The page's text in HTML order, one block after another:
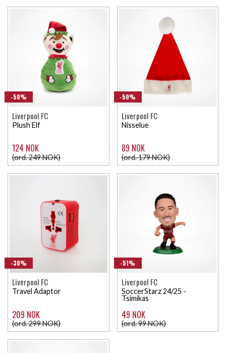
-50%
Liverpool FC
Plush Elf
124 NOK
(ord. 249 NOK)
-50%
Liverpool FC
Nisselue
89 NOK
(ord. 179 NOK)
-30%
Liverpool FC
Travel Adaptor
209 NOK
(ord. 299 NOK)
-51%
Liverpool FC
SoccerStarz 24/25 -
Tsimikas
49 NOK
(ord. 99 NOK)